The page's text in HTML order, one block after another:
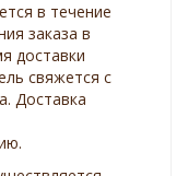
в течение
заказа в
доставки
свяжется с
Доставка